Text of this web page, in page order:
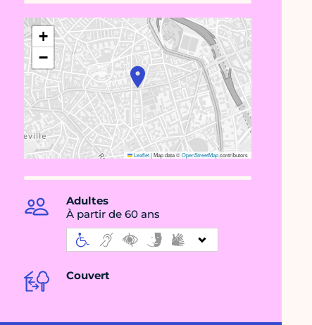
+
−
Leaflet|Map data ©OpenStreetMapcontributors
Adultes
À partir de 60 ans
Couvert